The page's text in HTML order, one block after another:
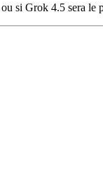
si Grok 4.5 sera le